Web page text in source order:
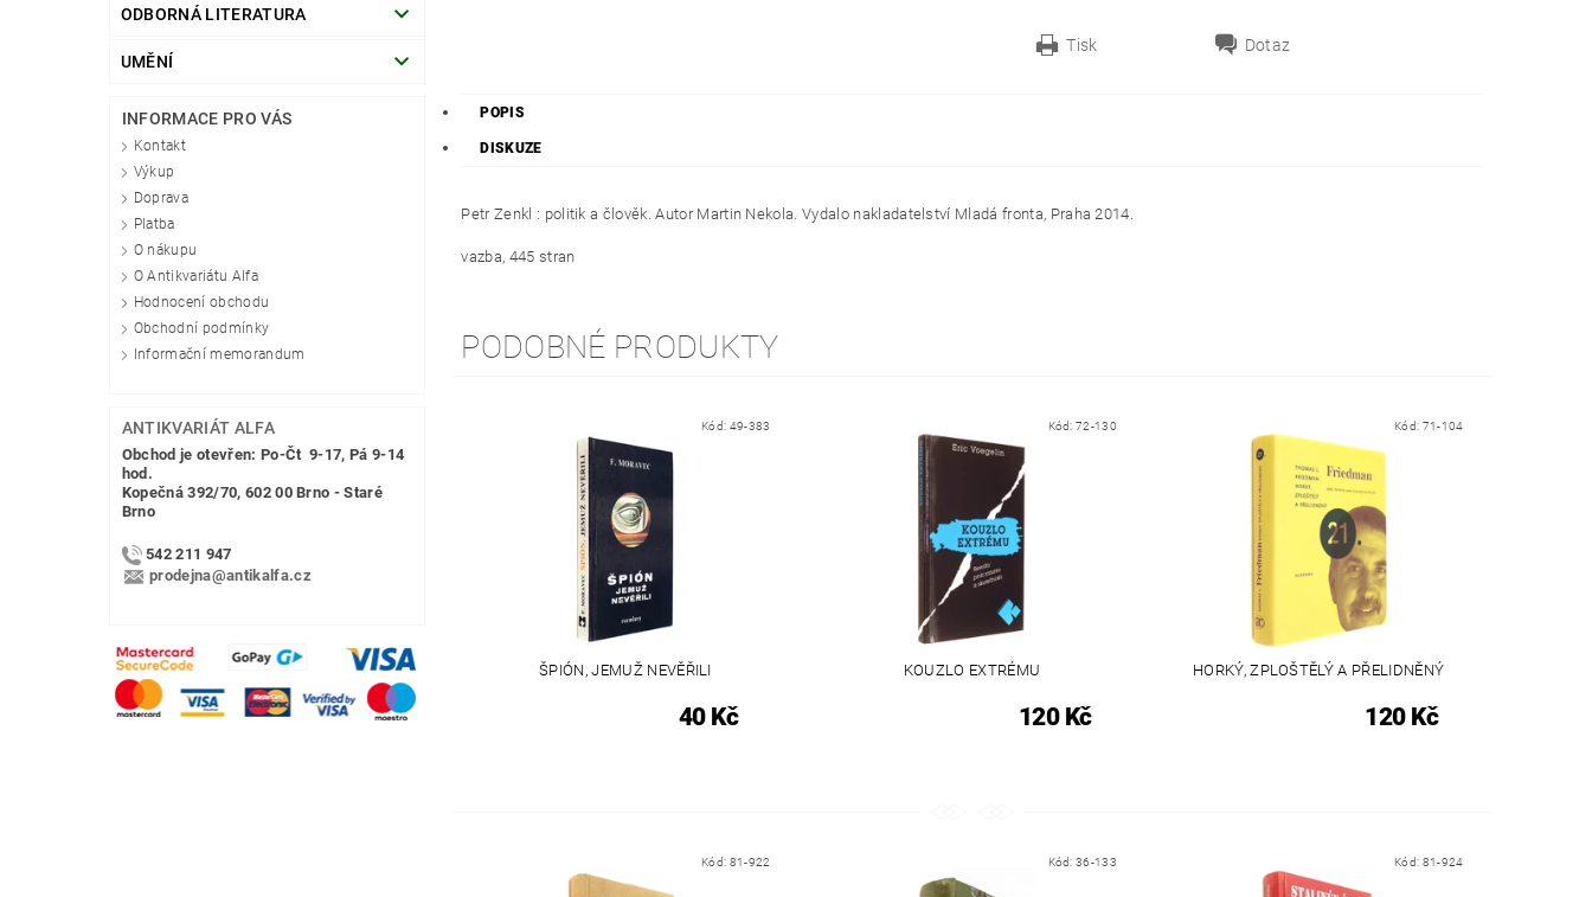
ODBORNÁ LITERATURA
UMĚNÍ
INFORMACE PRO VÁS
Kontakt
Výkup
Doprava
Platba
O nákupu
O Antikvariátu Alfa
Hodnocení obchodu
Obchodní podmínky
Informační memorandum
ANTIKVARIÁT ALFA
Obchod je otevřen: Po-Čt 9-17, Pá 9-14
hod.
Kopečná 392/70, 602 00 Brno - Staré
Brno
542 211 947
prodejna@antikalfa.cz
Tisk Dotaz
POPIS
DISKUZE
Petr Zenkl : politik a člověk. Autor Martin Nekola. Vydalo nakladatelství Mladá fronta, Praha 2014.
vazba, 445 stran
PODOBNÉ PRODUKTY
Kód: 49-383
ŠPIÓN, JEMUŽ NEVĚŘILI
40 Kč
Kód:72-130
KOUZLO EXTRÉMU
120 Kč
Kód: 71-104
HORKÝ, ZPLOŠTĚLÝ A PŘELIDNĚNÝ
120 Kč
Kód: 81-922 Kód:36-133 Kód: 81-924